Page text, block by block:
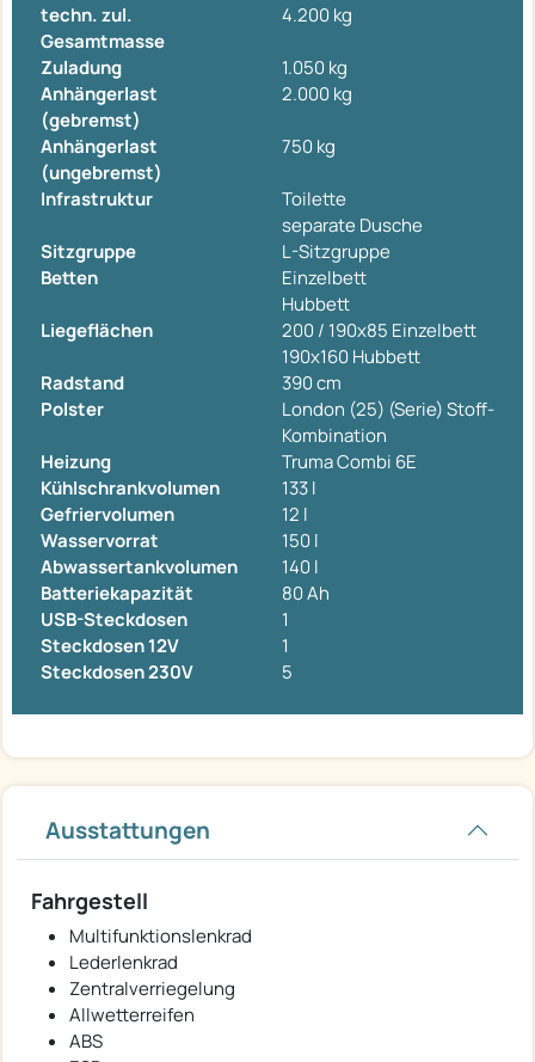
techn. zul.
Gesamtmasse
4.200 kg
Zuladung
1.050 kg
Anhängerlast
(gebremst)
2.000 kg
Anhängerlast
(ungebremst)
750 kg
Infrastruktur
Toilette
separate Dusche
Sitzgruppe
L-Sitzgruppe
Betten
Einzelbett
Hubbett
Liegeflächen
200 / 190x85 Einzelbett
190x160 Hubbett
Radstand
390 cm
Polster
London (25) (Serie) Stoff-
Kombination
Heizung
Truma Combi 6E
Kühlschrankvolumen
133 l
Gefriervolumen
12 l
Wasservorrat
150 l
Abwassertankvolumen
140 l
Batteriekapazität
80 Ah
USB-Steckdosen
1
Steckdosen 12V
1
Steckdosen 230V
5
Ausstattungen
Fahrgestell
Multifunktionslenkrad
Lederlenkrad
Zentralverriegelung
Allwetterreifen
ABS